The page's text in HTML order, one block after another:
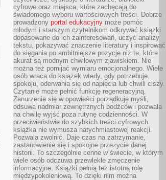
cyfrowe oraz miejsca, które zachęcają do
świadomego wyboru wartościowych treści. Dobrze
prowadzony portal edukacyjny może pomóc
młodym i starszym czytelnikom odkrywać książki
dopasowane do ich zainteresowań, uczyć analizy
tekstu, pokazywać znaczenie literatury i inspirować
do sięgania po ambitniejsze pozycje niż te, które
akurat są modnym chwilowym zjawiskiem. Nie
można też pomijać wymiaru emocjonalnego. Wiele
osób wraca do książek wtedy, gdy potrzebuje
spokoju, oderwania się od napięcia lub chwili ciszy.
Czytanie może pełnić funkcję regeneracyjną.
Zanurzenie się w opowieści porządkuje myśli,
odsuwa nadmiar zewnętrznych bodźców i pozwala
na chwilę wyjść poza rutynę codzienności. W
przeciwieństwie do szybkich treści cyfrowych
książka nie wymusza natychmiastowej reakcji.
Pozwala zwolnić. Daje czas na zatrzymanie,
zastanowienie się i spokojne przeżycie danej
historii. To szczególnie cenne w świecie, w którym
wiele osób odczuwa przewlekłe zmęczenie
informacyjne. Książki pełnią też istotną rolę
międzypokoleniową. To dzięki nim można